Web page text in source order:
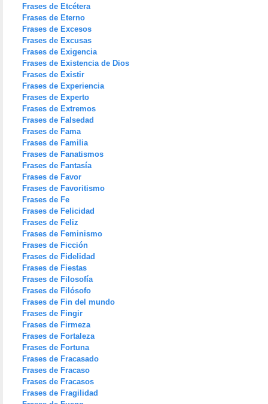
Frases de Etcétera
Frases de Eterno
Frases de Excesos
Frases de Excusas
Frases de Exigencia
Frases de Existencia de Dios
Frases de Existir
Frases de Experiencia
Frases de Experto
Frases de Extremos
Frases de Falsedad
Frases de Fama
Frases de Familia
Frases de Fanatismos
Frases de Fantasía
Frases de Favor
Frases de Favoritismo
Frases de Fe
Frases de Felicidad
Frases de Feliz
Frases de Feminismo
Frases de Ficción
Frases de Fidelidad
Frases de Fiestas
Frases de Filosofía
Frases de Filósofo
Frases de Fin del mundo
Frases de Fingir
Frases de Firmeza
Frases de Fortaleza
Frases de Fortuna
Frases de Fracasado
Frases de Fracaso
Frases de Fracasos
Frases de Fragilidad